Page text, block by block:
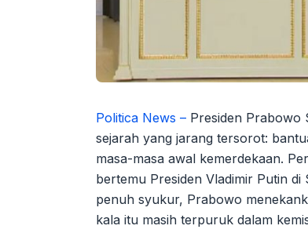
Politica News – Presiden Prabowo
sejarah yang jarang tersorot:
masa-masa awal kemerdekaan.
bertemu Presiden Vladimir Putin
penuh syukur, Prabowo
kala itu masih terpuruk dalam